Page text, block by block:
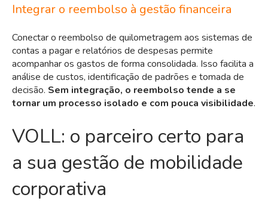
Integrar o reembolso à gestão financeira
Conectar o reembolso de quilometragem aos sistemas de
contas a pagar e relatórios de despesas permite
acompanhar os gastos de forma consolidada. Isso facilita a
análise de custos, identificação de padrões e tomada de
decisão. Sem integração, o reembolso tende a se
tornar um processo isolado e com pouca visibilidade.
VOLL: o parceiro certo para
a sua gestão de mobilidade
corporativa